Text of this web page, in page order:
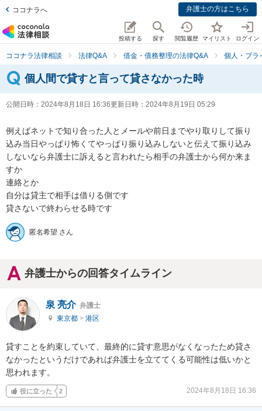
ココナラへ 弁護士の方はこちら
投稿する 探す 閲覧履歴 マイリスト ログイン
ココナラ法律相談 法律Q&A 借金・債務整理の法律Q&A 個人・プラ
個人間で貸すと言って貸さなかった時
公開日時： 2024年8月18日 16:36更新日時： 2024年8月19日 05:29
例えばネットで知り合った人とメールや前日までやり取りして振り
込み当日やっぱり怖くてやっぱり振り込みしないと伝えて振り込み
しないなら弁護士に訴えると言われたら相手の弁護士から何か来ま
すか
連絡とか
自分は貸主で相手は借りる側です
貸さないで終わらせる時です
匿名希望 さん
弁護士からの回答タイムライン
泉 亮介 弁護士
東京都 > 港区
貸すことを約束していて、最終的に貸す意思がなくなったため貸さ
なかったというだけであれば弁護士を立ててくる可能性は低いかと
思われます。
役に立った 2 2024年8月18日 16:36